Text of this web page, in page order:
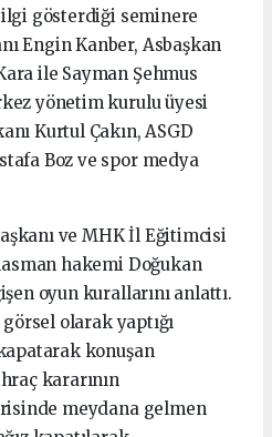
ilgi gösterdiği seminere
Engin Kanber, Asbaşkan
ile Sayman Şehmus
yönetim kurulu üyesi
Kurtul Çakın, ASGD
Boz ve spor medya
ve MHK İl Eğitimcisi
hakemi Doğukan
oyun kurallarını anlattı.
olarak yaptığı
konuşan
kararının
meydana gelmen